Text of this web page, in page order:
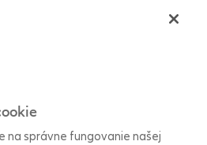
na správne fungovanie našej